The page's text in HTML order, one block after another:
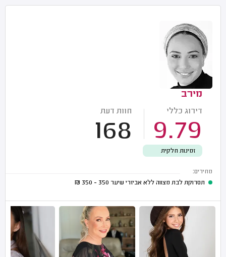
מירב
דירוג כללי
9.79
חוות דעת
168
זמינות חלקית
מחירים:
תסרוקת לבת מצווה ללא אביזרי שיער 350 - 350
₪